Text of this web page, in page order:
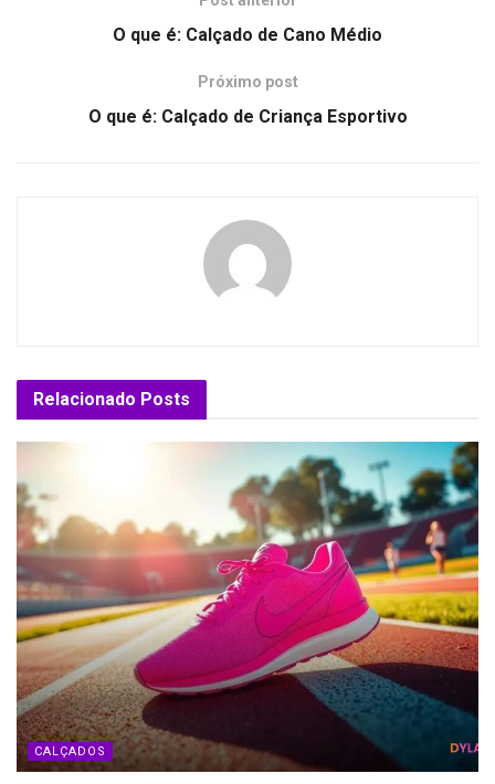
O que é: Calçado de Cano Médio
Próximo post
O que é: Calçado de Criança Esportivo
Relacionado Posts
CALÇADOS